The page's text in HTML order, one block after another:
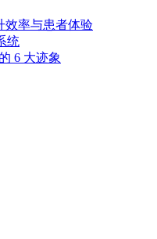
效率与患者体验
统
6 大迹象